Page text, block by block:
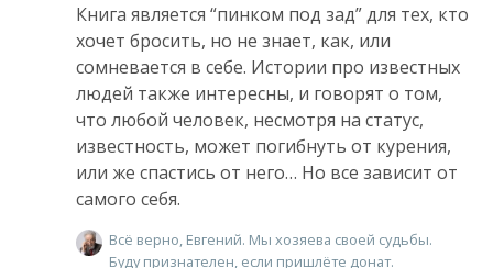
Книга является “пинком под зад” для тех, кто
хочет бросить, но не знает, как, или
сомневается в себе. Истории про известных
людей также интересны, и говорят о том,
что любой человек, несмотря на статус,
известность, может погибнуть от курения,
или же спастись от него… Но все зависит от
самого себя.
Всё верно, Евгений. Мы хозяева своей судьбы.
Буду признателен, если пришлёте донат.